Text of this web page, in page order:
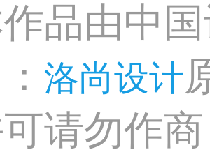
品由中
洛尚设计
请勿作商